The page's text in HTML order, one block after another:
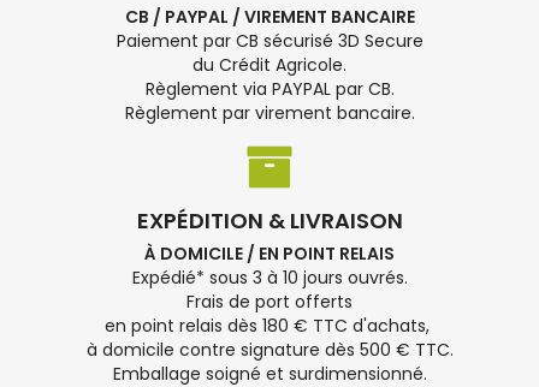
CB / PAYPAL / VIREMENT BANCAIRE
Paiement par CB sécurisé 3D Secure
du Crédit Agricole.
Règlement via PAYPAL par CB.
Règlement par virement bancaire.
EXPÉDITION & LIVRAISON
À DOMICILE / EN POINT RELAIS
Expédié* sous 3 à 10 jours ouvrés.
Frais de port offerts
en point relais dès 180 € TTC d'achats,
à domicile contre signature dès 500 € TTC.
Emballage soigné et surdimensionné.